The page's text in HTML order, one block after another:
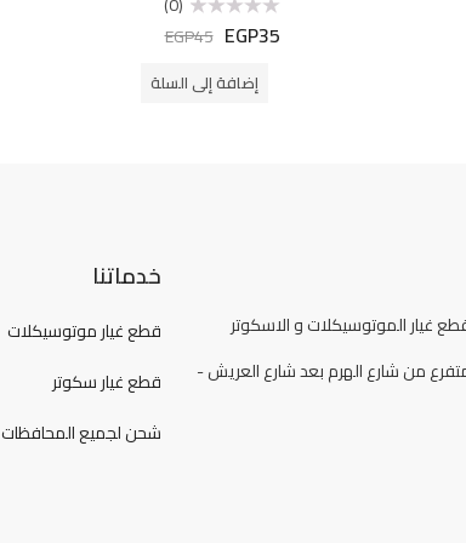
التقييمEGP35
EGP45
إضافة إلى السلة
غيار الموتوسيكلات و الاسكوتر
من شارع الهرم بعد شارع العريش -
خدماتنا
قطع غيار موتوسيكلات
قطع غيار سكوتر
شحن لجميع المحافظات